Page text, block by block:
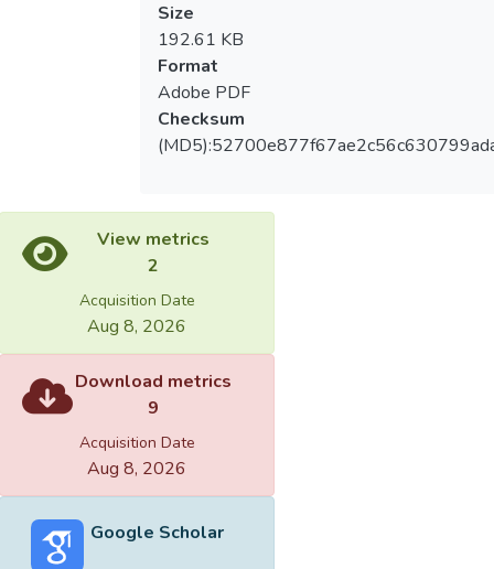
Size
192.61 KB
Format
Adobe PDF
Checksum
View metrics
2
Acquisition Date
Aug 8, 2026
Download metrics
9
Acquisition Date
Aug 8, 2026
Google Scholar